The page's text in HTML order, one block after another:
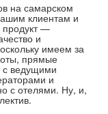
на самарском
клиентам и
продукт —
и
имеем за
прямые
с ведущими
и
с отелями. Ну, и,